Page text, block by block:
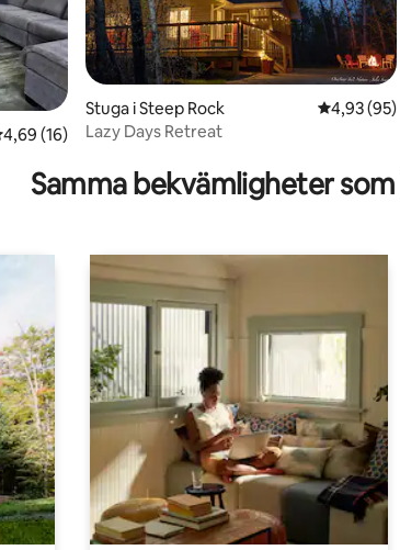
av 5 i genomsnittligt betyg, 16 omdömen
4,69 (16)
Stuga i Steep Rock 4,93 av 5
4,93 (95)
Lazy Days Retreat
Samma bekvämligheter